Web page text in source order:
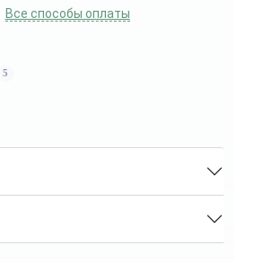
Все способы оплаты
5